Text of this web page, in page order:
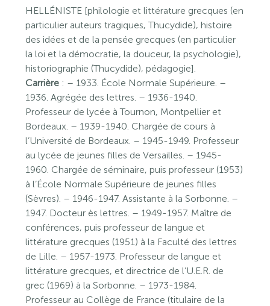
HELLÉNISTE [philologie et littérature grecques (en
particulier auteurs tragiques, Thucydide), histoire
des idées et de la pensée grecques (en particulier
la loi et la démocratie, la douceur, la psychologie),
historiographie (Thucydide), pédagogie].
Carrière : – 1933. École Normale Supérieure. –
1936. Agrégée des lettres. – 1936-1940.
Professeur de lycée à Tournon, Montpellier et
Bordeaux. – 1939-1940. Chargée de cours à
l’Université de Bordeaux. – 1945-1949. Professeur
au lycée de jeunes filles de Versailles. – 1945-
1960. Chargée de séminaire, puis professeur (1953)
à l’École Normale Supérieure de jeunes filles
(Sèvres). – 1946-1947. Assistante à la Sorbonne. –
1947. Docteur ès lettres. – 1949-1957. Maître de
conférences, puis professeur de langue et
littérature grecques (1951) à la Faculté des lettres
de Lille. – 1957-1973. Professeur de langue et
littérature grecques, et directrice de l’U.E.R. de
grec (1969) à la Sorbonne. – 1973-1984.
Professeur au Collège de France (titulaire de la